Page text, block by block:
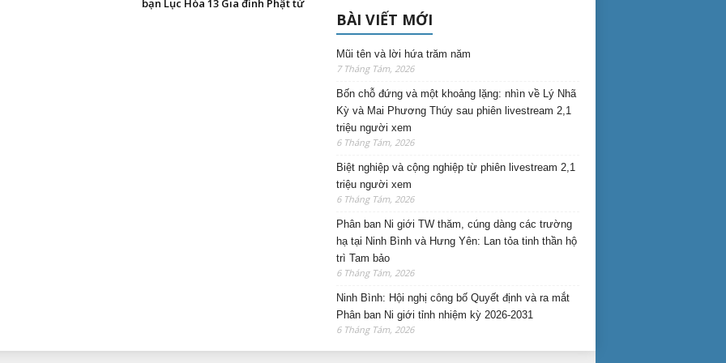
bạn Lục Hòa 13 Gia đình Phật tử
BÀI VIẾT MỚI
Mũi tên và lời hứa trăm năm
7 Tháng Tám, 2026
Bốn chỗ đứng và một khoảng lặng: nhìn về Lý Nhã
Kỳ và Mai Phương Thúy sau phiên livestream 2,1
triệu người xem
6 Tháng Tám, 2026
Biệt nghiệp và cộng nghiệp từ phiên livestream 2,1
triệu người xem
6 Tháng Tám, 2026
Phân ban Ni giới TW thăm, cúng dàng các trường
hạ tại Ninh Bình và Hưng Yên: Lan tỏa tinh thần hộ
trì Tam bảo
6 Tháng Tám, 2026
Ninh Bình: Hội nghị công bố Quyết định và ra mắt
Phân ban Ni giới tỉnh nhiệm kỳ 2026-2031
6 Tháng Tám, 2026